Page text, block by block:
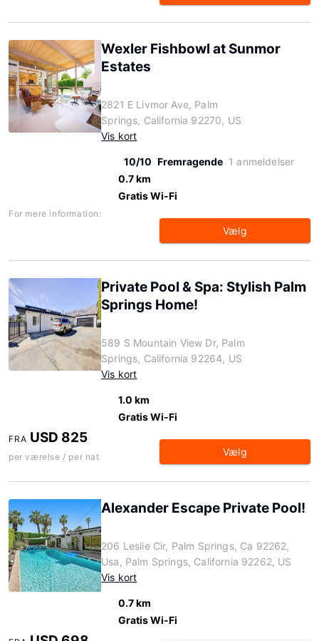
Wexler Fishbowl at Sunmor
Estates
2821 E Livmor Ave, Palm
Springs, California 92270, US
Vis kort
10/10 Fremragende 1 anmeldelser
0.7 km
Gratis Wi-Fi
For mere information:
Vælg
Private Pool & Spa: Stylish Palm
Springs Home!
589 S Mountain View Dr, Palm
Springs, California 92264, US
Vis kort
1.0 km
Gratis Wi-Fi
FRA USD 825
per værelse / per nat Vælg
Alexander Escape Private Pool!
206 Leslie Cir, Palm Springs, Ca 92262,
Usa, Palm Springs, California 92262, US
Vis kort
0.7 km
Gratis Wi-Fi